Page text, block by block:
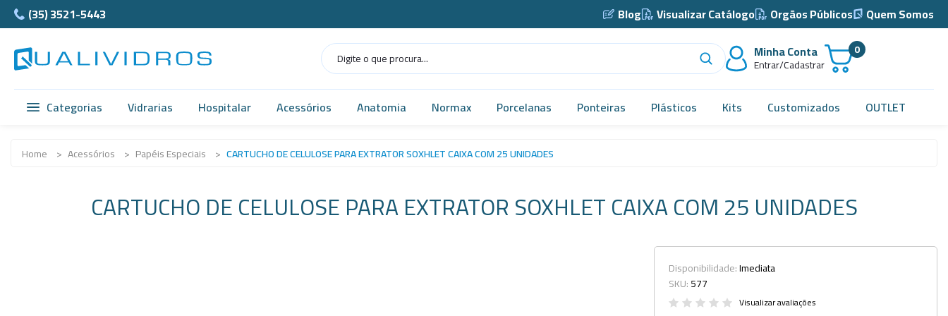
(35) 3521-5443 Blog Visualizar Catálogo Orgãos Públicos
Quem Somos
Minha Conta
Entrar/Cadastrar
0
Categorias
Vidrarias
Vidrarias
Acidimetro de Dornic
Ampolas
Hospitalar
Acessórios
Ágata
Câmaras
Anatomia
Humana
MICROSCÓPIO
Normax
Norma USP
Porcelanas
Caçarola
Cápsula
Ponteiras
Plásticos
Almotolia e Pissetas
Bandejas
Barril, Barrilete e Bombonas
Kits Customizados OUTLET
Home > Acessórios > Papéis Especiais > CARTUCHO DE CELULOSE PARA EXTRATOR SOXHLET CAIXA COM 25 UNIDADES
CARTUCHO DE CELULOSE PARA EXTRATOR SOXHLET CAIXA COM 25 UNIDADES
Disponibilidade:Imediata
SKU:577
Visualizar avaliações